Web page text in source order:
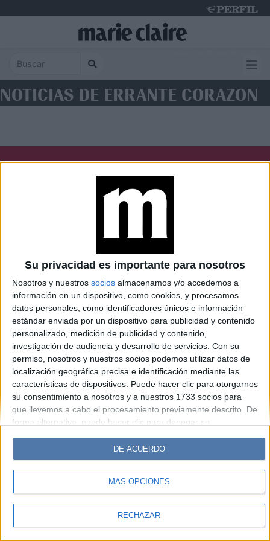
Su privacidad es importante para nosotros
Nosotros y nuestros socios almacenamos y/o accedemos a
información en un dispositivo, como cookies, y procesamos
datos personales, como identificadores únicos e información
estándar enviada por un dispositivo para publicidad y contenido
personalizado, medición de publicidad y contenido,
investigación de audiencia y desarrollo de servicios. Con su
permiso, nosotros y nuestros socios podemos utilizar datos de
localización geográfica precisa e identificación mediante las
características de dispositivos. Puede hacer clic para otorgarnos
su consentimiento a nosotros y a nuestros 1733 socios para
que llevemos a cabo el procesamiento previamente descrito. De
forma alternativa, puede hacer clic para denegar su
cambiar sus preferencias antes de otorgar su consentimiento.
Tenga en cuenta que algún procesamiento de sus datos
personales puede no requerir de su consentimiento, pero usted
tiene el derecho de rechazar tal procesamiento. Sus
sus preferencias o retirar su consentimiento en cualquier
MÁS OPCIONES
RECHAZAR
DE ACUERDO
NOTICIAS DE ERRANTE CORAZON
Caras Noticias
Weekend Parabrisas
Look
Luz Mía Lunateen Break BATimes
© Perfil.com 2006-2019 - Todos los derechos reservados
Registro de Propiedad Intelectual: Nro. 5346433